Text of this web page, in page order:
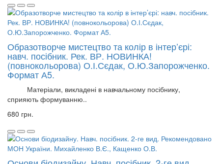
Образотворче мистецтво та колір в інтер’єрі:
навч. посібник. Рек. ВР. НОВИНКА!
(повнокольорова) О.І.Сєдак, О.Ю.Запорожченко.
Формат А5.
Матеріали, викладені в навчальному посібнику,
сприяють формуванню..
680 грн.